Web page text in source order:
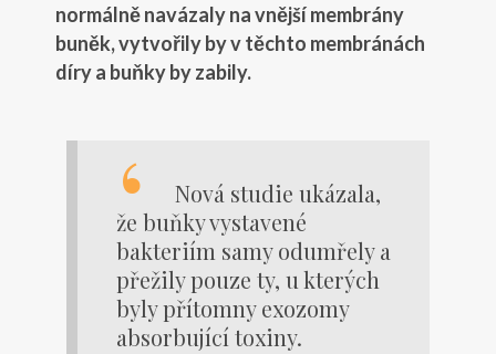
normálně navázaly na vnější membrány
buněk, vytvořily by v těchto membránách
díry a buňky by zabily.
Nová studie ukázala,
že buňky vystavené
bakteriím samy odumřely a
přežily pouze ty, u kterých
byly přítomny exozomy
absorbující toxiny.